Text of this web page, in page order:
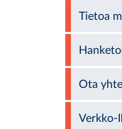
Tietoa
Ota
Verkko-